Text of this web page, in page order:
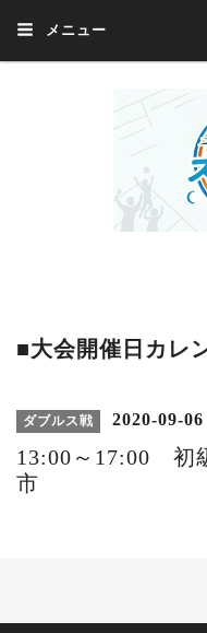
メニュー
■大会開催日カレ
ダブルス戦 2020-09-
13:00～17:00 初
市